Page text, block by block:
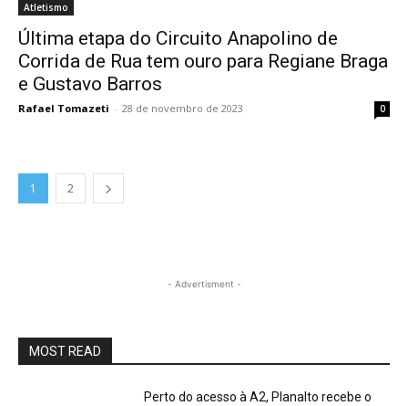
Atletismo
Última etapa do Circuito Anapolino de
Corrida de Rua tem ouro para Regiane Braga
e Gustavo Barros
Rafael Tomazeti - 28 de novembro de 2023 0
1 2
- Advertisment -
MOST READ
Perto do acesso à A2, Planalto recebe o